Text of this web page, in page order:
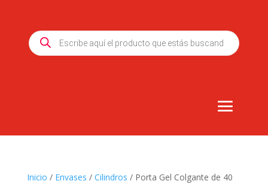
Products
search
Inicio / Envases / Cilindros / Porta Gel Colgante de 40